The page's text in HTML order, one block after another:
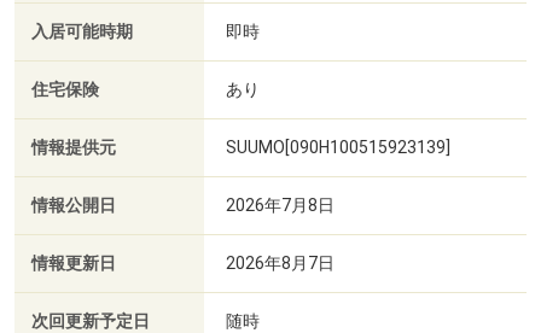
入居可能時期 即時
住宅保険 あり
情報提供元 SUUMO[090H100515923139]
情報公開日 2026年7月8日
情報更新日 2026年8月7日
次回更新予定日 随時